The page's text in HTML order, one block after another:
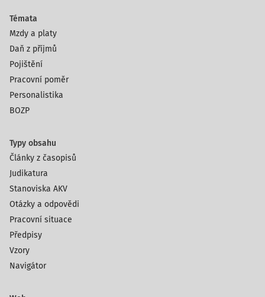
Témata
Mzdy a platy
Daň z příjmů
Pojištění
Pracovní poměr
Personalistika
BOZP
Typy obsahu
Články z časopisů
Judikatura
Stanoviska AKV
Otázky a odpovědi
Pracovní situace
Předpisy
Vzory
Navigátor